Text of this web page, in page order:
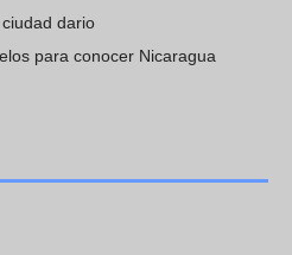
dario
para conocer Nicaragua